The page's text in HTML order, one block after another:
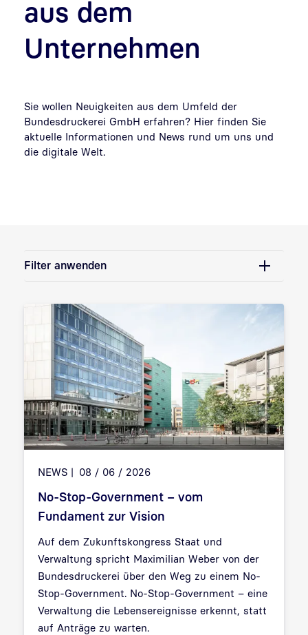
aus dem
Unternehmen
Sie wollen Neuigkeiten aus dem Umfeld der
Bundesdruckerei GmbH erfahren? Hier finden Sie
aktuelle Informationen und News rund um uns und
die digitale Welt.
Filter anwenden
NEWS 08 / 06 / 2026
No-Stop-Government – vom
Fundament zur Vision
Auf dem Zukunftskongress Staat und
Verwaltung spricht Maximilian Weber von der
Bundesdruckerei über den Weg zu einem No-
Stop-Government. No-Stop-Government – eine
Verwaltung die Lebensereignisse erkennt, statt
auf Anträge zu warten.